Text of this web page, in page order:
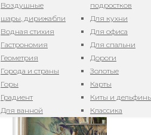
Воздушные
шары, дирижабли
Водная стихия
Гастрономия
Геометрия
Города и страны
Горы
Градиент
Для ванной
подростков
Для кухни
Для офиса
Для спальни
Дороги
Золотые
Карты
Киты и
Классика
Арт. Горный пейзаж 91-
06.07.2026